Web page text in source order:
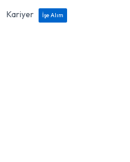
Kariyer
İşe Alım